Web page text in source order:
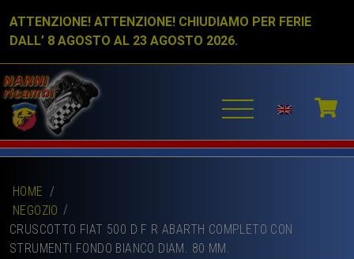
ATTENZIONE! ATTENZIONE! CHIUDIAMO PER FERIE
DALL’ 8 AGOSTO AL 23 AGOSTO 2026.
HOME /
NEGOZIO
CRUSCOTTO FIAT 500 D F R ABARTH COMPLETO CON
STRUMENTI FONDO BIANCO DIAM. 80 MM.